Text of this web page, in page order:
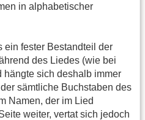
in alphabetischer
ein fester Bestandteil der
des Liedes (wie bei
hängte sich deshalb immer
sämtliche Buchstaben des
Namen, der im Lied
weiter, vertat sich jedoch